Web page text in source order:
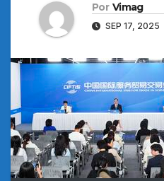
Por Vimag
SEP 17, 2025